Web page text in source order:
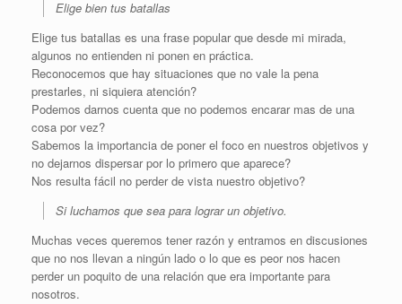
Elige bien tus batallas
Elige tus batallas es una frase popular que desde mi mirada,
algunos no entienden ni ponen en práctica.
Reconocemos que hay situaciones que no vale la pena
prestarles, ni siquiera atención?
Podemos darnos cuenta que no podemos encarar mas de una
cosa por vez?
Sabemos la importancia de poner el foco en nuestros objetivos y
no dejarnos dispersar por lo primero que aparece?
Nos resulta fácil no perder de vista nuestro objetivo?
Si luchamos que sea para lograr un objetivo.
Muchas veces queremos tener razón y entramos en discusiones
que no nos llevan a ningún lado o lo que es peor nos hacen
perder un poquito de una relación que era importante para
nosotros.